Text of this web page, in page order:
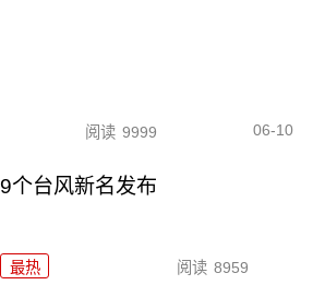
阅读 9999 06-10
9个台风新名发布
最热 阅读 8959